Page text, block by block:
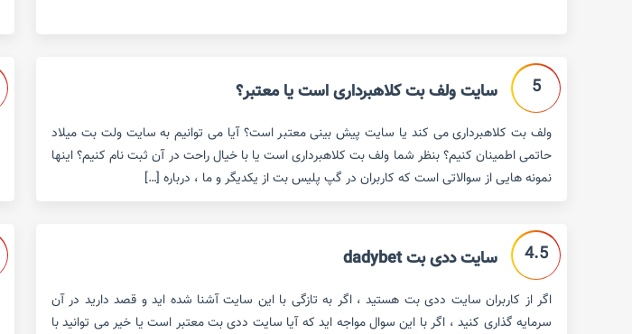
5 سایت ولف بت کلاهبرداری است یا معتبر؟
ولف بت کلاهبرداری می کند یا سایت پیش بینی معتبر است؟ آیا می توانیم به سایت ولت بت میلاد
حاتمی اطمینان کنیم؟ بنظر شما ولف بت کلاهبرداری است یا با خیال راحت در آن ثبت نام کنیم؟ اینها
نمونه هایی از سوالاتی است که کاربران در گپ پلیس بت از یکدیگر و ما ، درباره […]
4.5 سایت ددی بت dadybet
اگر از کاربران سایت ددی بت هستید ، اگر به تازگی با این سایت آشنا شده اید و قصد دارید در آن
سرمایه گذاری کنید ، اگر با این سوال مواجه اید که آیا سایت ددی بت معتبر است یا خیر می توانید با